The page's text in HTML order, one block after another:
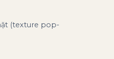
(texture pop-